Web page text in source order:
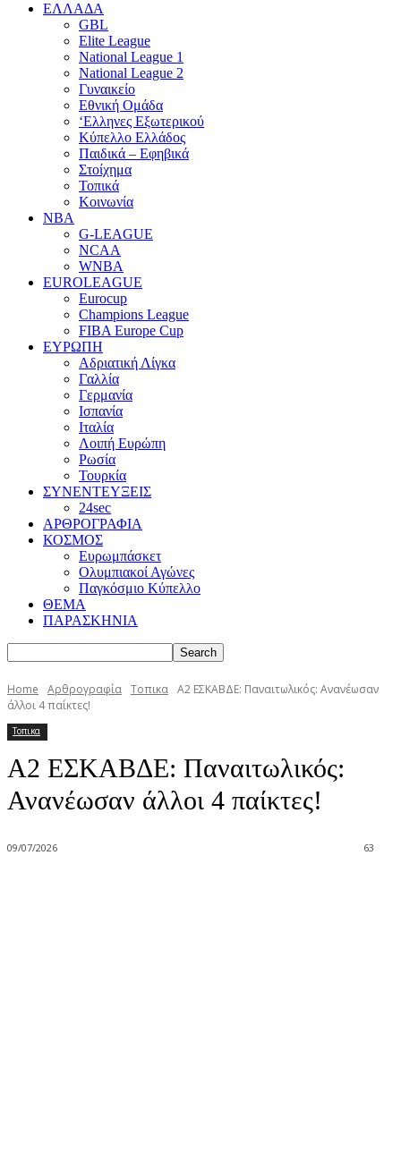
EΛΛΑΔΑ
GBL
Elite League
National League 1
National League 2
Γυναικείο
Εθνική Ομάδα
‘Ελληνες Εξωτερικού
Κύπελλο Ελλάδος
Παιδικά – Εφηβικά
Στοίχημα
Τοπικά
Κοινωνία
NBA
G-LEAGUE
NCAA
WNBA
ΕUROLEAGUE
Eurocup
Champions League
FIBA Europe Cup
ΕΥΡΩΠΗ
Αδριατική Λίγκα
Γαλλία
Γερμανία
Ισπανία
Ιταλία
Λοιπή Ευρώπη
Ρωσία
Τουρκία
ΣΥΝΕΝΤΕΥΞΕΙΣ
24sec
ΑΡΘΡΟΓΡΑΦΙΑ
ΚΟΣΜΟΣ
Ευρωμπάσκετ
Ολυμπιακοί Αγώνες
Παγκόσμιο Κύπελλο
ΘΕΜΑ
ΠΑΡΑΣΚΗΝΙΑ
Home Αρθρογραφία Τοπικα Α2 ΕΣΚΑΒΔΕ: Παναιτωλικός: Ανανέωσαν
άλλοι 4 παίκτες!
Τοπικα
Α2 ΕΣΚΑΒΔΕ: Παναιτωλικός:
Ανανέωσαν άλλοι 4 παίκτες!
09/07/2026 63